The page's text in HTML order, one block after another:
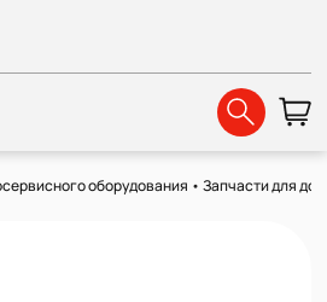
оборудования •Запчасти для